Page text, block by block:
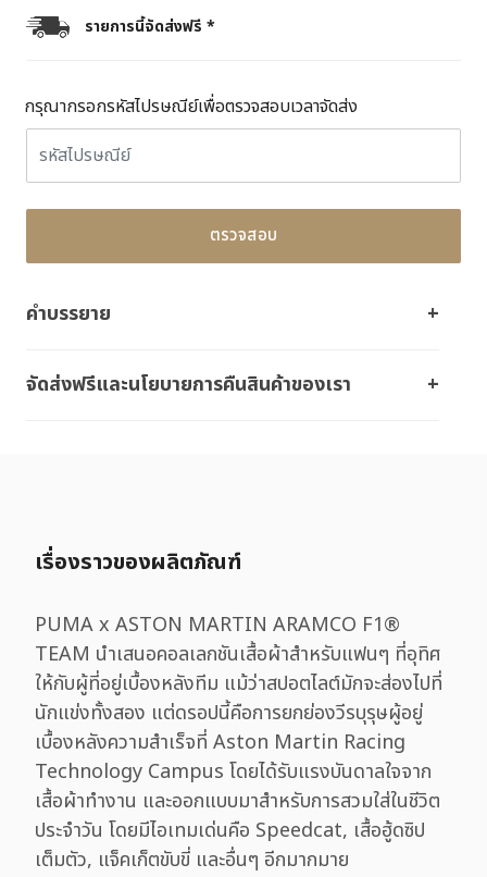
รายการนี้จัดส่งฟรี *
กรุณากรอกรหัสไปรษณีย์เพื่อตรวจสอบเวลาจัดส่ง
ตรวจสอบ
คำบรรยาย
จัดส่งฟรีและนโยบายการคืนสินค้าของเรา
เรื่องราวของผลิตภัณฑ์
PUMA x ASTON MARTIN ARAMCO F1®
TEAM นำเสนอคอลเลกชันเสื้อผ้าสำหรับแฟนๆ ที่อุทิศ
ให้กับผู้ที่อยู่เบื้องหลังทีม แม้ว่าสปอตไลต์มักจะส่องไปที่
นักแข่งทั้งสอง แต่ดรอปนี้คือการยกย่องวีรบุรุษผู้อยู่
เบื้องหลังความสำเร็จที่ Aston Martin Racing
Technology Campus โดยได้รับแรงบันดาลใจจาก
เสื้อผ้าทำงาน และออกแบบมาสำหรับการสวมใส่ในชีวิต
ประจำวัน โดยมีไอเทมเด่นคือ Speedcat, เสื้อฮู้ดซิป
เต็มตัว, แจ็คเก็ตขับขี่ และอื่นๆ อีกมากมาย